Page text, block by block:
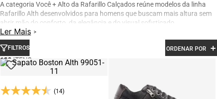
A categoria Você + Alto da Rafarillo Calçados reúne modelos da linha
Rafarillo Alth desenvolvidos para homens que buscam mais altura sem
abrir mão do conforto, da elegância e do visual sofisticado.
Os calçados contam com elevação interna de até 7 cm, proporcionando
aumento de altura de forma discreta e natural. Produzidos em couro
legítimo e com acabamento premium, os modelos oferecem excelente
conforto para uso diário, além de design moderno para ocasiões sociais,
profissionais e casuais.
Na categoria Você + Alto, você encontra sapatos sociais, casuais,
mocassins e sapatênis com tecnologia de elevação interna,
Ler Mais
FILTROS ORDENAR POR
123
(14)